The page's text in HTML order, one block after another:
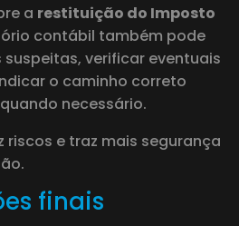
a restituição do Imposto
contábil também pode
verificar eventuais
o caminho correto
necessário.
riscos e traz mais segurança
finais